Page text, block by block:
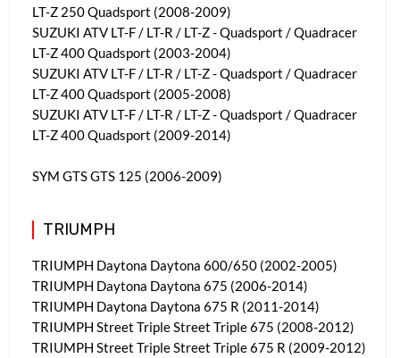
LT-Z 250 Quadsport (2008-2009)
SUZUKI ATV LT-F / LT-R / LT-Z - Quadsport / Quadracer
LT-Z 400 Quadsport (2003-2004)
SUZUKI ATV LT-F / LT-R / LT-Z - Quadsport / Quadracer
LT-Z 400 Quadsport (2005-2008)
SUZUKI ATV LT-F / LT-R / LT-Z - Quadsport / Quadracer
LT-Z 400 Quadsport (2009-2014)
SYM GTS GTS 125 (2006-2009)
TRIUMPH
TRIUMPH Daytona Daytona 600/650 (2002-2005)
TRIUMPH Daytona Daytona 675 (2006-2014)
TRIUMPH Daytona Daytona 675 R (2011-2014)
TRIUMPH Street Triple Street Triple 675 (2008-2012)
TRIUMPH Street Triple Street Triple 675 R (2009-2012)